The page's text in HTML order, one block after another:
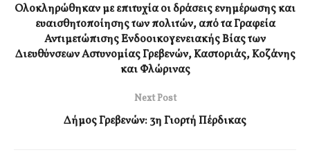
Ολοκληρώθηκαν με επιτυχία οι δράσεις ενημέρωσης και
ευαισθητοποίησης των πολιτών, από τα Γραφεία
Αντιμετώπισης Ενδοοικογενειακής Βίας των
Διευθύνσεων Αστυνομίας Γρεβενών, Καστοριάς, Κοζάνης
και Φλώρινας
Next Post
Δήμος Γρεβενών: 3η Γιορτή Πέρδικας